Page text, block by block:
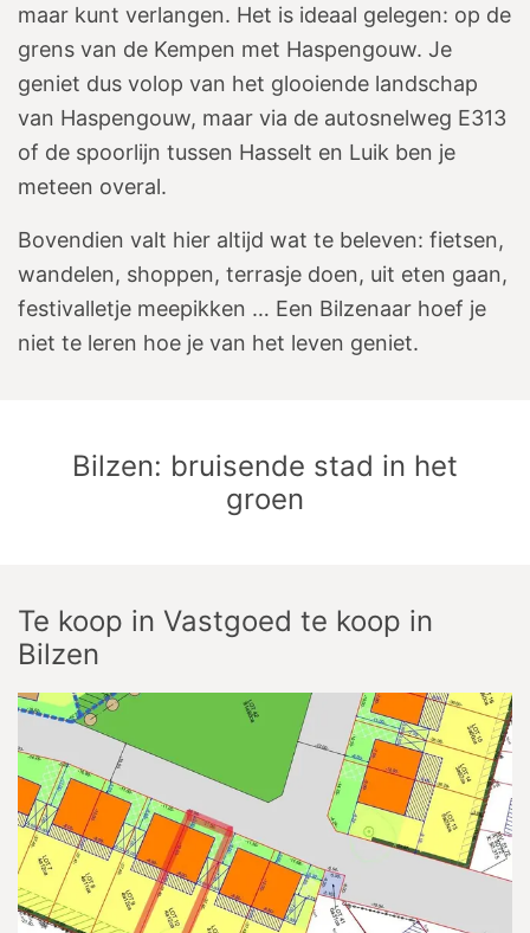
maar kunt verlangen. Het is ideaal gelegen: op de
grens van de Kempen met Haspengouw. Je
geniet dus volop van het glooiende landschap
van Haspengouw, maar via de autosnelweg E313
of de spoorlijn tussen Hasselt en Luik ben je
meteen overal.
Bovendien valt hier altijd wat te beleven: fietsen,
wandelen, shoppen, terrasje doen, uit eten gaan,
festivalletje meepikken … Een Bilzenaar hoef je
niet te leren hoe je van het leven geniet.
Bilzen: bruisende stad in het
groen
Te koop in Vastgoed te koop in
Bilzen